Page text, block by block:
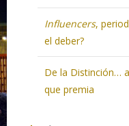
Influencers,
el deber?
De la Distinción…
que premia